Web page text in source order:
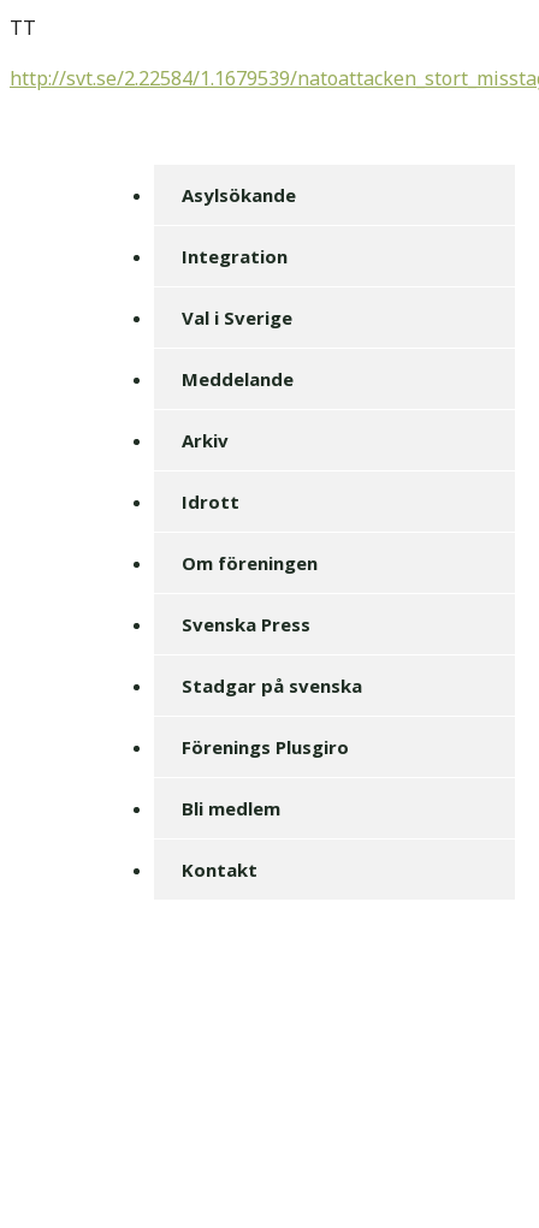
TT
http://svt.se/2.22584/1.1679539/
Asylsökande
Integration
Val i Sverige
Meddelande
Arkiv
Idrott
Om föreningen
Svenska Press
Stadgar på svenska
Förenings Plusgiro
Bli medlem
Kontakt